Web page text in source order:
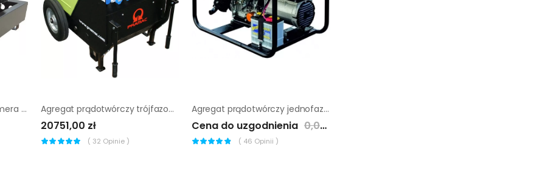
Agregat prądotwórczy Sumera Motor SMG-17ME-V-AVR Agregat prądotwórczy trójfazowy Pramac P6000
20751,00 zł
( 32 Opinie )
Agregat prądotwórczy jednofazowy Endress ESE 604 YS ES DI
Cena do uzgodnienia 0,00 zł
( 46 Opinii )